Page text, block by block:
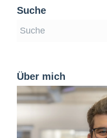
Suche
Über mich